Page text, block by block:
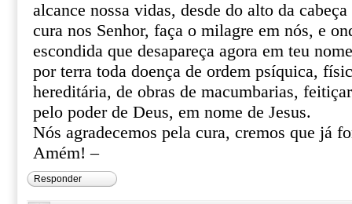
alcance nossa vidas, desde do alto da
cura nos Senhor, faça o milagre em nós, e
escondida que desapareça agora em teu
por terra toda doença de ordem psíquica,
hereditária, de obras de macumbarias,
pelo poder de Deus, em nome de Jesus.
Nós agradecemos pela cura, cremos que já
Amém! –
Responder